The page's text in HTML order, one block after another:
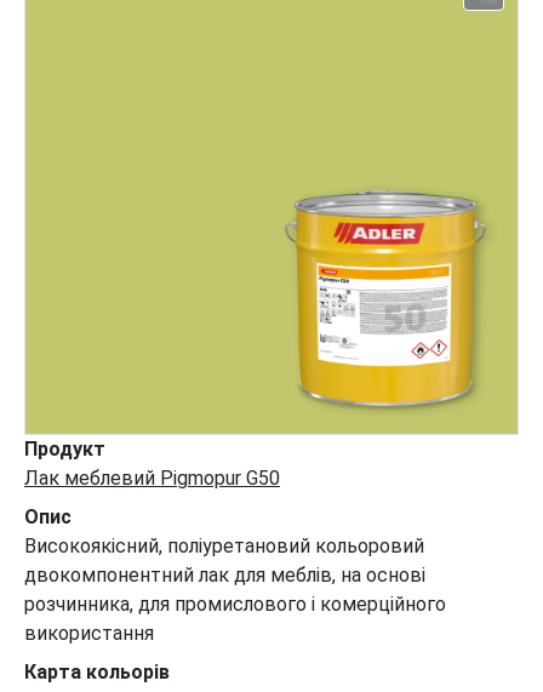
Продукт
Лак меблевий Pigmopur G50
Опис
Високоякісний, поліуретановий кольоровий
двокомпонентний лак для меблів, на основі
розчинника, для промислового і комерційного
використання
Карта кольорів